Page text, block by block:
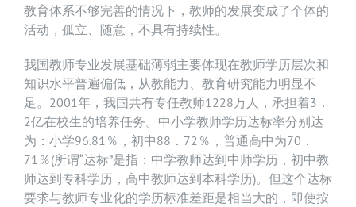
教育体系不够完善的情况下，教师的发展变成了个体的
活动，孤立、随意，不具有持续性。
我国教师专业发展基础薄弱主要体现在教师学历层次和
知识水平普遍偏低，从教能力、教育研究能力明显不
足。2001年，我国共有专任教师1228万人，承担着3．
2亿在校生的培养任务。中小学教师学历达标率分别达
为：小学96.81％，初中88．72％，普通高中为70．
71％(所谓“达标”是指：中学教师达到中师学历，初中教
师达到专科学历，高中教师达到本科学历)。但这个达标
要求与教师专业化的学历标准差距是相当大的，即使按